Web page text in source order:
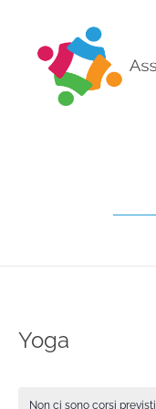
Yoga
Non ci sono corsi previsti.